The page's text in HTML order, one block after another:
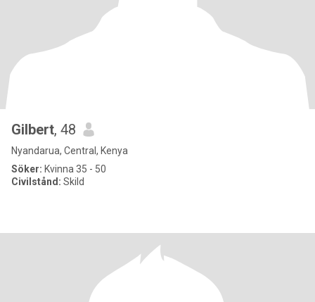
Gilbert, 48
Nyandarua, Central, Kenya
Söker: Kvinna 35 - 50
Civilstånd: Skild